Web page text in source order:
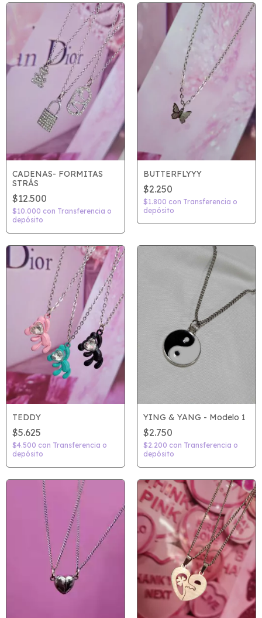
CADENAS- FORMITAS
STRÁS
$12.500
$10.000 con Transferencia o
depósito
BUTTERFLYYY
$2.250
$1.800 con Transferencia o
depósito
TEDDY
$5.625
$4.500 con Transferencia o
depósito
YING & YANG - Modelo 1
$2.750
$2.200 con Transferencia o
depósito